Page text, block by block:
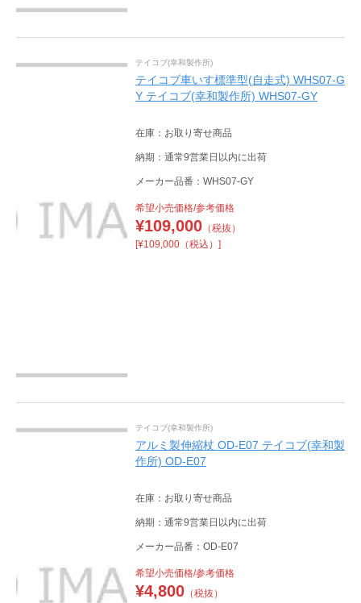
テイコブ(幸和製作所)
テイコブ車いす標準型(自走式) WHS07-G
Y テイコブ(幸和製作所) WHS07-GY
在庫：お取り寄せ商品
納期：通常9営業日以内に出荷
メーカー品番：WHS07-GY
希望小売価格/参考価格
¥109,000（税抜）
[¥109,000（税込）]
テイコブ(幸和製作所)
アルミ製伸縮杖 OD-E07 テイコブ(幸和製
作所) OD-E07
在庫：お取り寄せ商品
納期：通常9営業日以内に出荷
メーカー品番：OD-E07
希望小売価格/参考価格
¥4,800（税抜）